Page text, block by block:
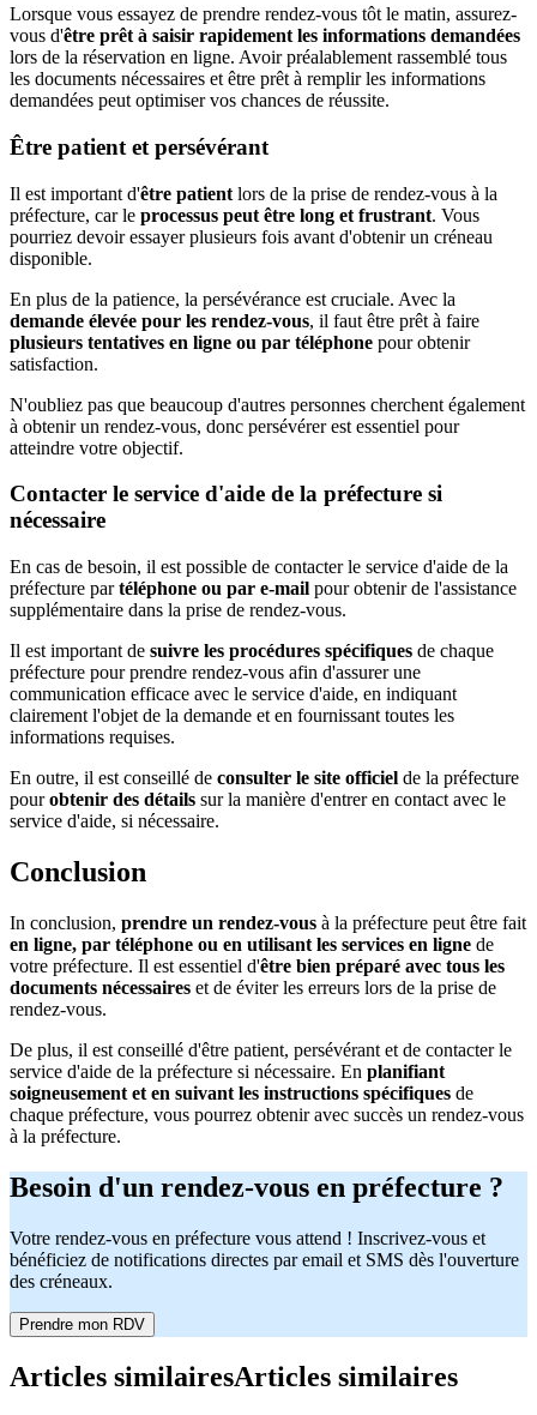
Lorsque vous essayez de prendre rendez-vous tôt le matin, assurez-
vous d'être prêt à saisir rapidement les informations demandées
lors de la réservation en ligne. Avoir préalablement rassemblé tous
les documents nécessaires et être prêt à remplir les informations
demandées peut optimiser vos chances de réussite.
Être patient et persévérant
Il est important d'être patient lors de la prise de rendez-vous à la
préfecture, car le processus peut être long et frustrant. Vous
pourriez devoir essayer plusieurs fois avant d'obtenir un créneau
disponible.
En plus de la patience, la persévérance est cruciale. Avec la
demande élevée pour les rendez-vous, il faut être prêt à faire
plusieurs tentatives en ligne ou par téléphone pour obtenir
satisfaction.
N'oubliez pas que beaucoup d'autres personnes cherchent également
à obtenir un rendez-vous, donc persévérer est essentiel pour
atteindre votre objectif.
Contacter le service d'aide de la préfecture si
nécessaire
En cas de besoin, il est possible de contacter le service d'aide de la
préfecture partéléphone ou par e-mail pour obtenir de l'assistance
supplémentaire dans la prise de rendez-vous.
Il est important de suivre les procédures spécifiques de chaque
préfecture pour prendre rendez-vous afin d'assurer une
communication efficace avec le service d'aide, en indiquant
clairement l'objet de la demande et en fournissant toutes les
informations requises.
En outre, il est conseillé de consulter le site officiel de la préfecture
pourobtenir des détails sur la manière d'entrer en contact avec le
service d'aide, si nécessaire.
Conclusion
In conclusion, prendre un rendez-vous à la préfecture peut être fait
en ligne, par téléphone ou en utilisant les services en ligne de
votre préfecture. Il est essentiel d'être bien préparé avec tous les
documents nécessaires et de éviter les erreurs lors de la prise de
rendez-vous.
De plus, il est conseillé d'être patient, persévérant et de contacter le
service d'aide de la préfecture si nécessaire. En planifiant
soigneusement et en suivant les instructions spécifiques de
chaque préfecture, vous pourrez obtenir avec succès un rendez-vous
à la préfecture.
Besoin d'un rendez-vous en préfecture ?
Votre rendez-vous en préfecture vous attend ! Inscrivez-vous et
bénéficiez de notifications directes par email et SMS dès l'ouverture
des créneaux.
Prendre mon RDV
Articles similairesArticles similaires